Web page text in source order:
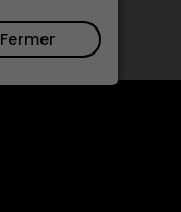
Fermer